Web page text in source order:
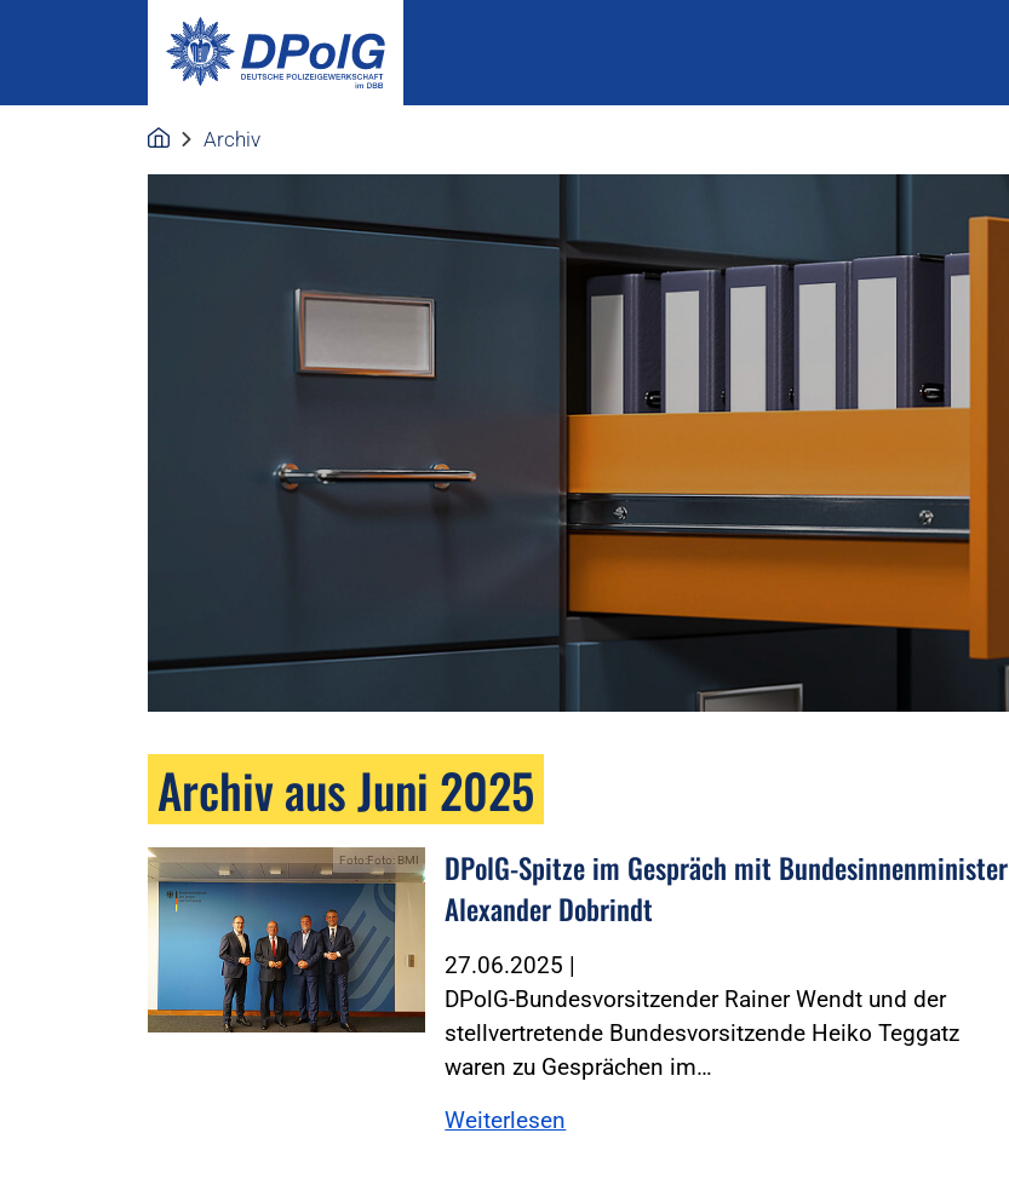
Archiv
Archiv aus Juni 2025
Foto:Foto: BMI
DPolG-Spitze im Gespräch mit Bundesinnenminister
Alexander Dobrindt
27.06.2025 |
DPolG-Bundesvorsitzender Rainer Wendt und der
stellvertretende Bundesvorsitzende Heiko Teggatz
waren zu Gesprächen im…
Weiterlesen